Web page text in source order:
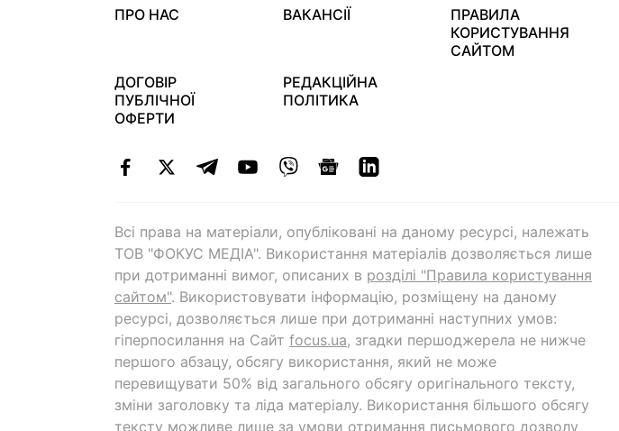
ПРО НАС
ВАКАНСІЇ
ПРАВИЛА
КОРИСТУВАННЯ
САЙТОМ
ДОГОВІР
ПУБЛІЧНОЇ
ОФЕРТИ
РЕДАКЦІЙНА
ПОЛІТИКА
Всі права на матеріали, опубліковані на даному ресурсі, належать
ТОВ "ФОКУС МЕДІА". Використання матеріалів дозволяється лише
при дотриманні вимог, описаних в розділі "Правила користування
сайтом". Використовувати інформацію, розміщену на даному
ресурсі, дозволяється лише при дотриманні наступних умов:
гіперпосилання на Cайт focus.ua, згадки першоджерела не нижче
першого абзацу, обсягу використання, який не може
перевищувати 50% від загального обсягу оригінального тексту,
зміни заголовку та ліда матеріалу. Використання більшого обсягу
тексту можливе лише за умови отримання письмового дозволу